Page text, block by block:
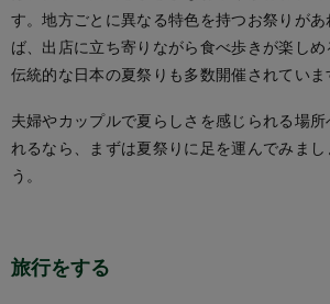
す。地方ごとに異なる特色を持つお祭りがあ
ば、出店に立ち寄りながら食べ歩きが楽しめ
伝統的な日本の夏祭りも多数開催されていま
夫婦やカップルで夏らしさを感じられる場所
れるなら、まずは夏祭りに足を運んでみまし
う。
旅行をする